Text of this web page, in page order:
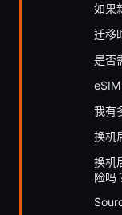
如果
迁移
是否
我有
换机
换机
险吗